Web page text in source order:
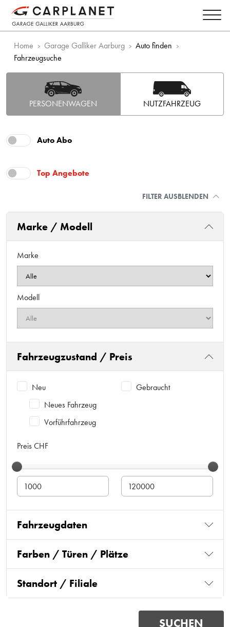
Home Garage Galliker Aarburg
Auto finden
Fahrzeugsuche
PERSONENWAGEN NUTZFAHRZEUG
Auto Abo
Top Angebote
FILTER AUSBLENDEN
Marke / Modell
Marke
Modell
Fahrzeugzustand / Preis
Neu
Neues Fahrzeug
Vorführfahrzeug
Gebraucht
Preis CHF
Fahrzeugdaten
Farben / Türen / Plätze
Standort / Filiale